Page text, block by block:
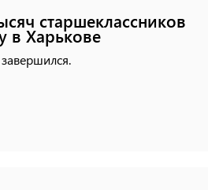
старшеклассников
в Харькове